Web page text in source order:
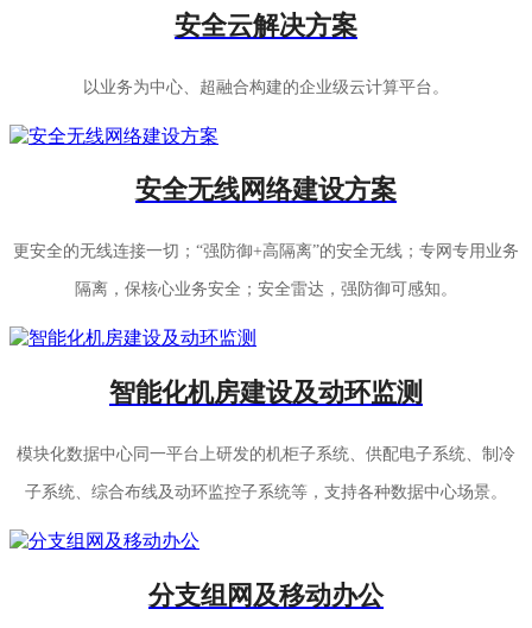
安全云解决方案
以业务为中心、超融合构建的企业级云计算平台。
安全无线网络建设方案
更安全的无线连接一切；“强防御+高隔离”的安全无线；专网专用业务
隔离，保核心业务安全；安全雷达，强防御可感知。
智能化机房建设及动环监测
模块化数据中心同一平台上研发的机柜子系统、供配电子系统、制冷
子系统、综合布线及动环监控子系统等，支持各种数据中心场景。
分支组网及移动办公